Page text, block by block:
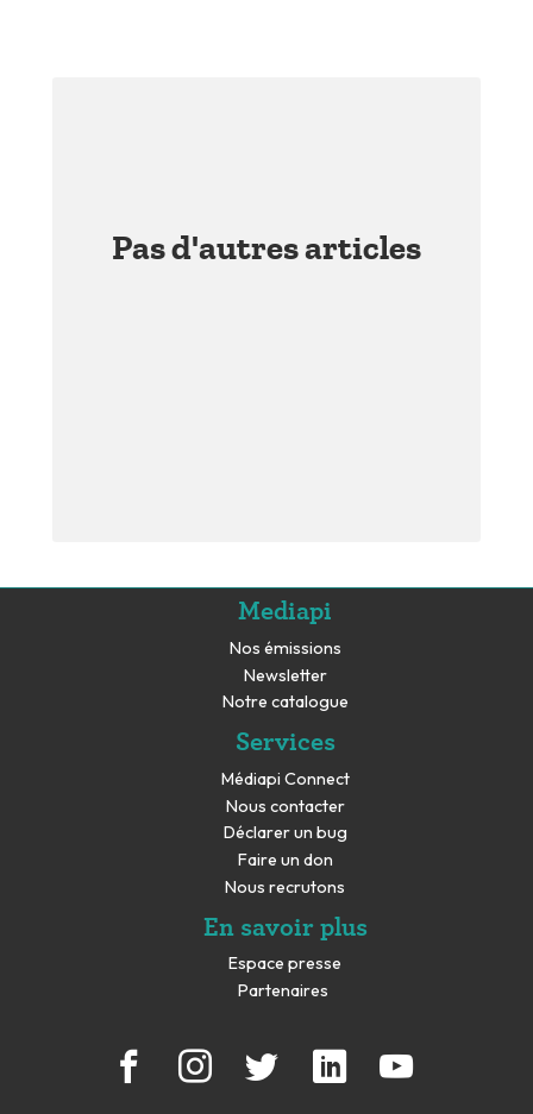
Pas d'autres articles
Mediapi
Nos émissions
Newsletter
Notre catalogue
Services
Médiapi Connect
Nous contacter
Déclarer un bug
Faire un don
Nous recrutons
En savoir plus
Espace presse
Partenaires